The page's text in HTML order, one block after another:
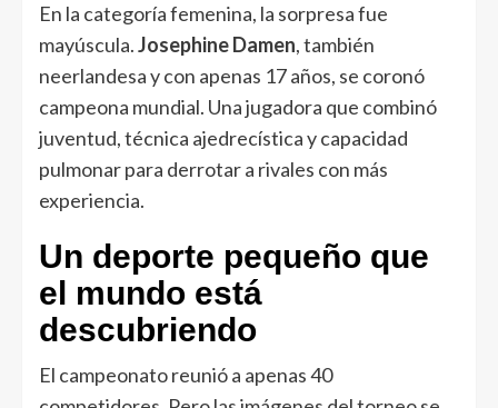
En la categoría femenina, la sorpresa fue
mayúscula.Josephine Damen, también
neerlandesa y con apenas 17 años, se coronó
campeona mundial. Una jugadora que combinó
juventud, técnica ajedrecística y capacidad
pulmonar para derrotar a rivales con más
experiencia.
Un deporte pequeño que
el mundo está
descubriendo
El campeonato reunió a apenas 40